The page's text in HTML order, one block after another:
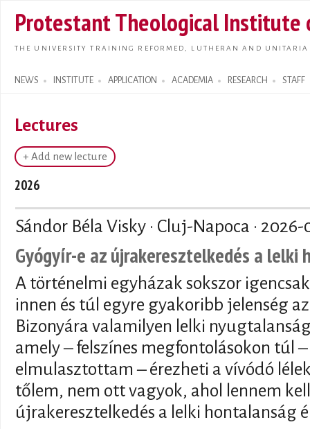
main
Protestant Theological Institute
THE UNIVERSITY TRAINING REFORMED, LUTHERAN AND
NEWS INSTITUTE APPLICATION ACADEMIA RESEARCH STAFF
Search form
Lectures
+ Add new lecture
2026
Sándor Béla Visky · Cluj-Napoca · 2026-
Gyógyír-e az újrakeresztelkedés a lelki
A történelmi egyházak sokszor
innen és túl egyre gyakoribb jelenség
Bizonyára valamilyen lelki
amely – felszínes megfontolásokon túl
elmulasztottam – érezheti a vívódó
tőlem, nem ott vagyok, ahol lennem
újrakeresztelkedés a lelki hontalanság